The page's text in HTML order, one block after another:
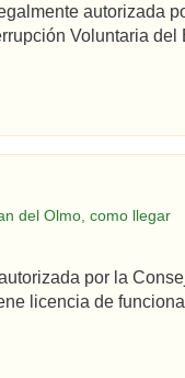
autorizada
Voluntaria del
del Olmo, como llegar
por la
licencia de